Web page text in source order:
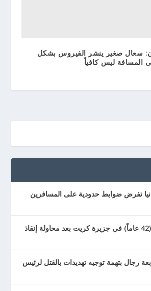
سعال صغير ينشر الفيروس بشكل
المسافة ليس كافياً
تفرض ضوابط حدودية على المسافرين
غرق امرأة هولندية (42 عاماً) في جزيرة كريت بعد محاولة إنقاذ
رجال بتهمة توجيه تهديدات بالقتل لرئيس